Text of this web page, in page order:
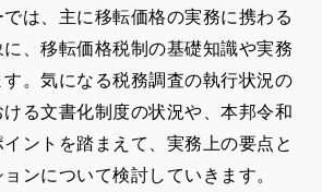
は、主に移転価格の実務に携わる
、移転価格税制の基礎知識や実務
。気になる税務調査の執行状況の
る文書化制度の状況や、本邦令和
ントを踏まえて、実務上の要点と
ンについて検討していきます。